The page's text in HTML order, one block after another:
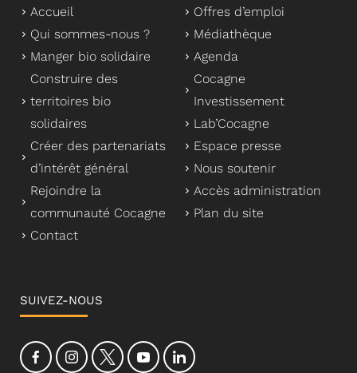
Accueil
Qui sommes-nous ?
Manger bio solidaire
Construire des
territoires bio
solidaires
Créer des partenariats
d’intérêt général
Rejoindre la
communauté Cocagne
Contact
Offres d’emploi
Médiathèque
Agenda
Cocagne
Investissement
Lab’Cocagne
Espace presse
Nous soutenir
Accès administration
Plan du site
SUIVEZ-NOUS